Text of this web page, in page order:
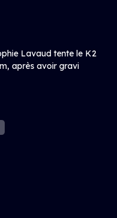
Lavaud tente le K2
après avoir gravi